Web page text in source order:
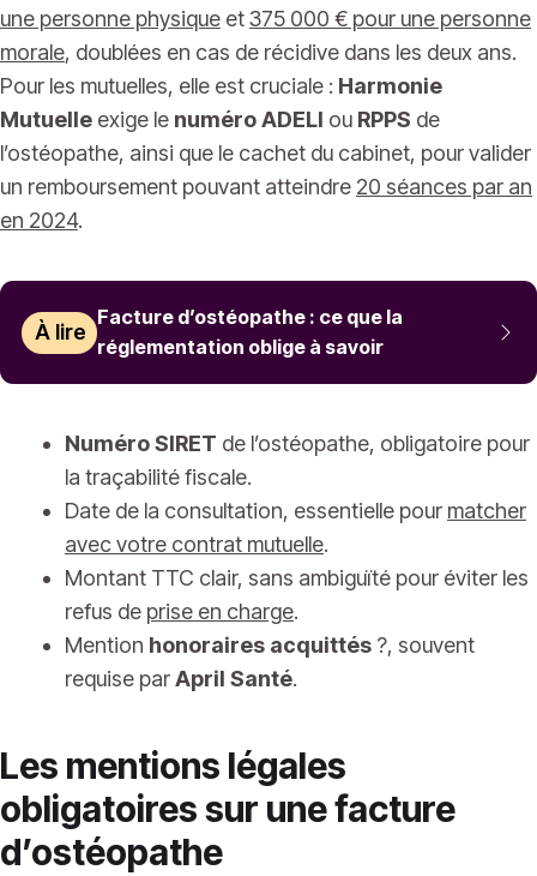
une personne physique et375 000 € pour une personne
morale, doublées en cas de récidive dans les deux ans.
Pour les mutuelles, elle est cruciale : Harmonie
Mutuelle exige le numéro ADELI ou RPPS de
l’ostéopathe, ainsi que le cachet du cabinet, pour valider
un remboursement pouvant atteindre 20 séances par an
en 2024.
À lire
Facture d’ostéopathe : ce que la
réglementation oblige à savoir
Numéro SIRET de l’ostéopathe, obligatoire pour
la traçabilité fiscale.
Date de la consultation, essentielle pour matcher
avec votre contrat mutuelle.
Montant TTC clair, sans ambiguïté pour éviter les
refus de prise en charge.
Mention honoraires acquittés ?, souvent
requise parApril Santé.
Les mentions légales
obligatoires sur une facture
d’ostéopathe